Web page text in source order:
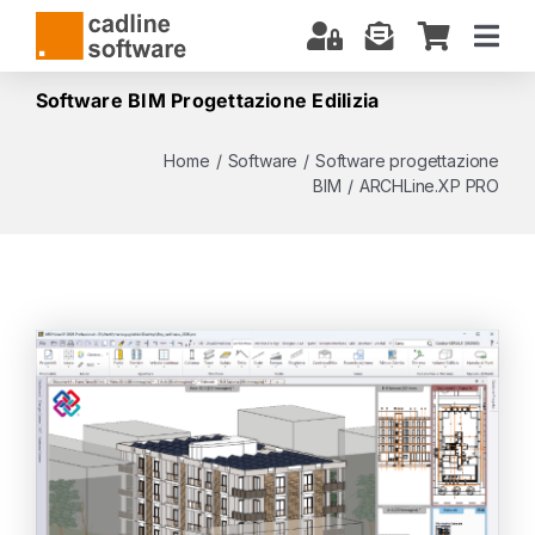
Salta
contenuto
CHI SIAMO
DOWNLOAD
SUPPORTO
Software BIM Progettazione Edilizia
Home / Software / Software progettazione
BIM / ARCHLine.XP PRO